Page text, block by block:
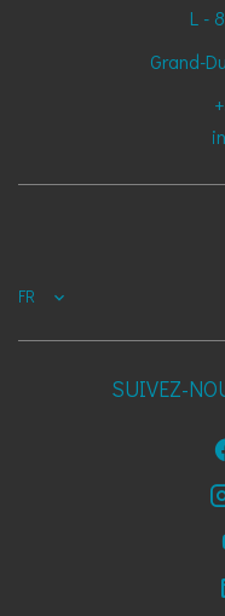
L -
Grand-
FR
SUIVEZ-